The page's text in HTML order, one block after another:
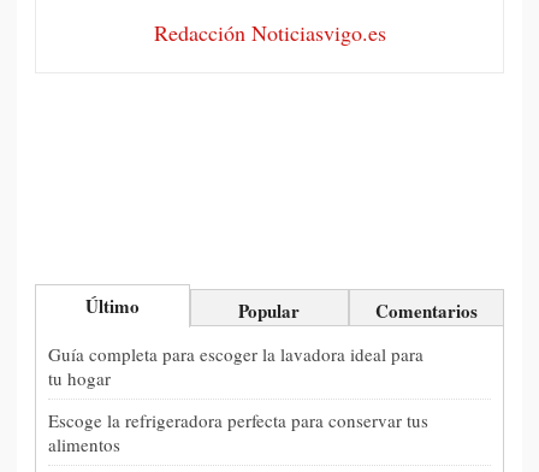
Redacción Noticiasvigo.es
Último Popular Comentarios
Guía completa para escoger la lavadora ideal para
tu hogar
Escoge la refrigeradora perfecta para conservar tus
alimentos